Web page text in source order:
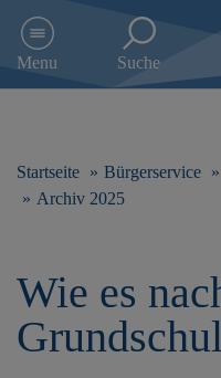
e
h
Menu Suche
Startseite Bürgerservice
Archiv 2025
Wie es